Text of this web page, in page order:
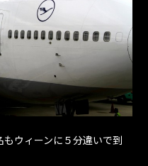
ウィーンに５分違いで到